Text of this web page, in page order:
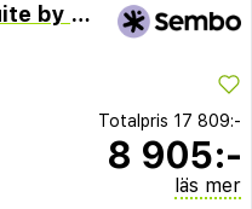
Quill Residences KLCC Suite by Maju Inn
Totalpris 17 809:-
8 905:-
läs mer